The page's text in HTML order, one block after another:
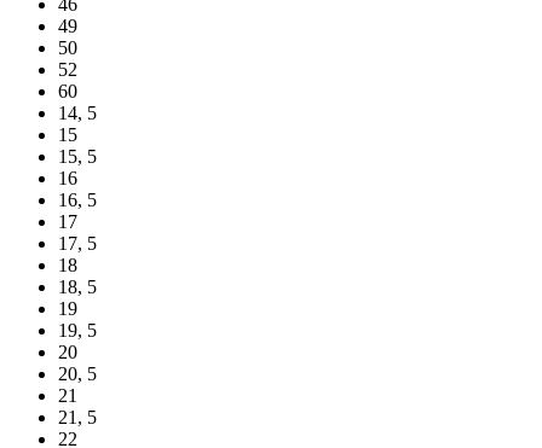
46
49
50
52
60
14, 5
15
15, 5
16
16, 5
17
17, 5
18
18, 5
19
19, 5
20
20, 5
21
21, 5
22